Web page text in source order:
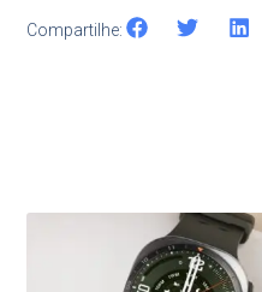
Compartilhe: